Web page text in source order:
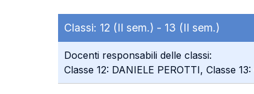
Classi: 12 (II sem.) - 13 (II sem.)
Docenti responsabili delle classi:
Classe 12: DANIELE PEROTTI, Classe 13: